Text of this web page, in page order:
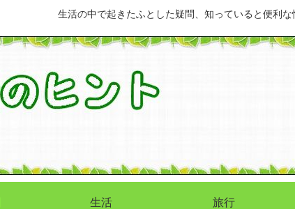
生活の中で起きたふとした疑問、知っていると便利な
生活 旅行